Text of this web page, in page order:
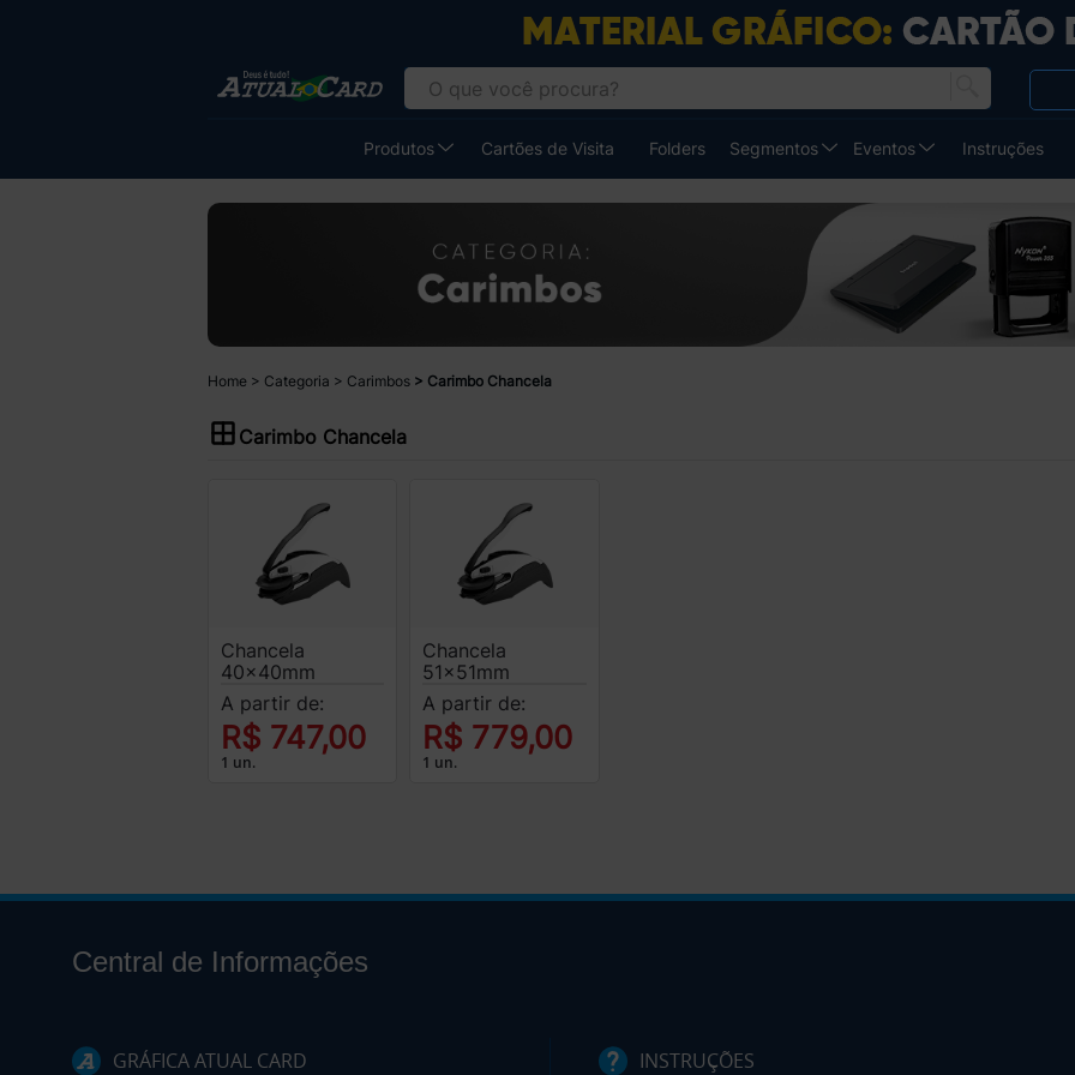
Produtos Cartões de Visita Folders Segmentos Eventos Instruções
Home Categoria Carimbos Carimbo Chancela
Carimbo Chancela
Chancela
40x40mm
A partir de:
R$ 747,00
1 un.
Chancela
51x51mm
A partir de:
R$ 779,00
1 un.
Central de Informações
GRÁFICA ATUAL CARD INSTRUÇÕES